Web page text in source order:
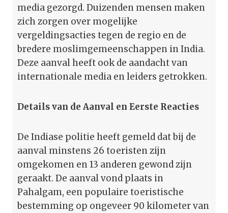
media gezorgd. Duizenden mensen maken
zich zorgen over mogelijke
vergeldingsacties tegen de regio en de
bredere moslimgemeenschappen in India.
Deze aanval heeft ook de aandacht van
internationale media en leiders getrokken.
Details van de Aanval en Eerste Reacties
De Indiase politie heeft gemeld dat bij de
aanval minstens 26 toeristen zijn
omgekomen en 13 anderen gewond zijn
geraakt. De aanval vond plaats in
Pahalgam, een populaire toeristische
bestemming op ongeveer 90 kilometer van